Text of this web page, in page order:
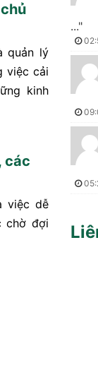
quản lý
việc cải
kinh
các
việc dễ
chờ đợi
..."